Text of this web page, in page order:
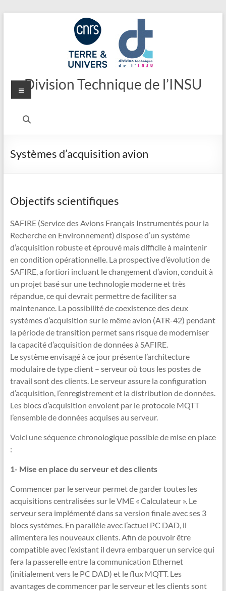
Division Technique de l’INSU
Menu
Systèmes d’acquisition avion
Objectifs scientifiques
SAFIRE (Service des Avions Français Instrumentés pour la
Recherche en Environnement) dispose d’un système
d’acquisition robuste et éprouvé mais difficile à maintenir
en condition opérationnelle. La prospective d’évolution de
SAFIRE, a fortiori incluant le changement d’avion, conduit à
un projet basé sur une technologie moderne et très
répandue, ce qui devrait permettre de faciliter sa
maintenance. La possibilité de coexistence des deux
systèmes d’acquisition sur le même avion (ATR-42) pendant
la période de transition permet sans risque de moderniser
la capacité d’acquisition de données à SAFIRE.
Le système envisagé à ce jour présente l’architecture
modulaire de type client – serveur où tous les postes de
travail sont des clients. Le serveur assure la configuration
d’acquisition, l’enregistrement et la distribution de données.
Les blocs d’acquisition envoient par le protocole MQTT
l’ensemble de données acquises au serveur.
Voici une séquence chronologique possible de mise en place
:
1- Mise en place du serveur et des clients
Commencer par le serveur permet de garder toutes les
acquisitions centralisées sur le VME « Calculateur ». Le
serveur sera implémenté dans sa version finale avec ses 3
blocs systèmes. En parallèle avec l’actuel PC DAD, il
alimentera les nouveaux clients. Afin de pouvoir être
compatible avec l’existant il devra embarquer un service qui
fera la passerelle entre la communication Ethernet
(initialement vers le PC DAD) et le flux MQTT. Les
avantages de commencer par le serveur et les clients sont